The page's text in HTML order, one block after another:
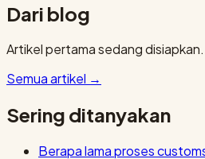
Dari blog
Artikel pertama sedang disiapkan.
Semua artikel →
Sering ditanyakan
Berapa lama proses